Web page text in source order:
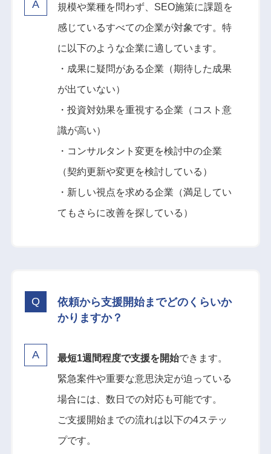
規模や業種を問わず、SEO施策に課題を
感じているすべての企業が対象です。特
に以下のような企業に適しています。
・成果に疑問がある企業（期待した成果
が出ていない）
・投資対効果を重視する企業（コスト意
識が高い）
・コンサルタント変更を検討中の企業
（契約更新や変更を検討している）
・新しい視点を求める企業（満足してい
てもさらに改善を探している）
依頼から支援開始までどのくらいか
かりますか？
最短1週間程度で支援を開始できます。
緊急案件や重要な意思決定が迫っている
場合には、数日での対応も可能です。
ご支援開始までの流れは以下の4ステッ
プです。